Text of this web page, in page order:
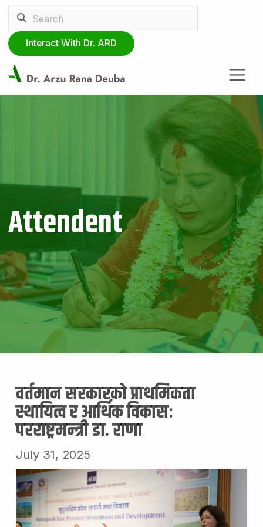
Interact With Dr. ARD
Attendent
वर्तमान सरकारको प्राथमिकता
स्थायित्व र आर्थिक विकासः
परराष्ट्रमन्त्री डा. राणा
July 31, 2025